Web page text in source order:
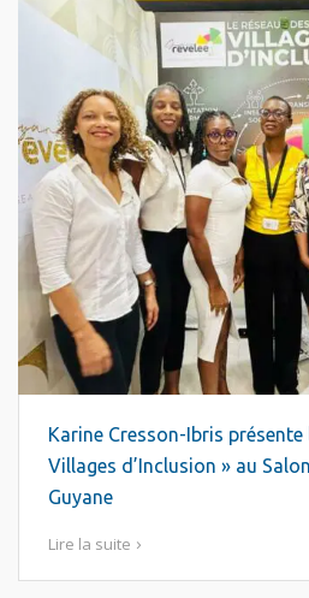
Karine Cresson-Ibris présente
Villages d’Inclusion » au
Guyane
Lire la suite